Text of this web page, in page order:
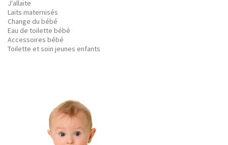
J'allaite
Laits maternisés
Change du bébé
Eau de toilette bébé
Accessoires bébé
Toilette et soin jeunes enfants